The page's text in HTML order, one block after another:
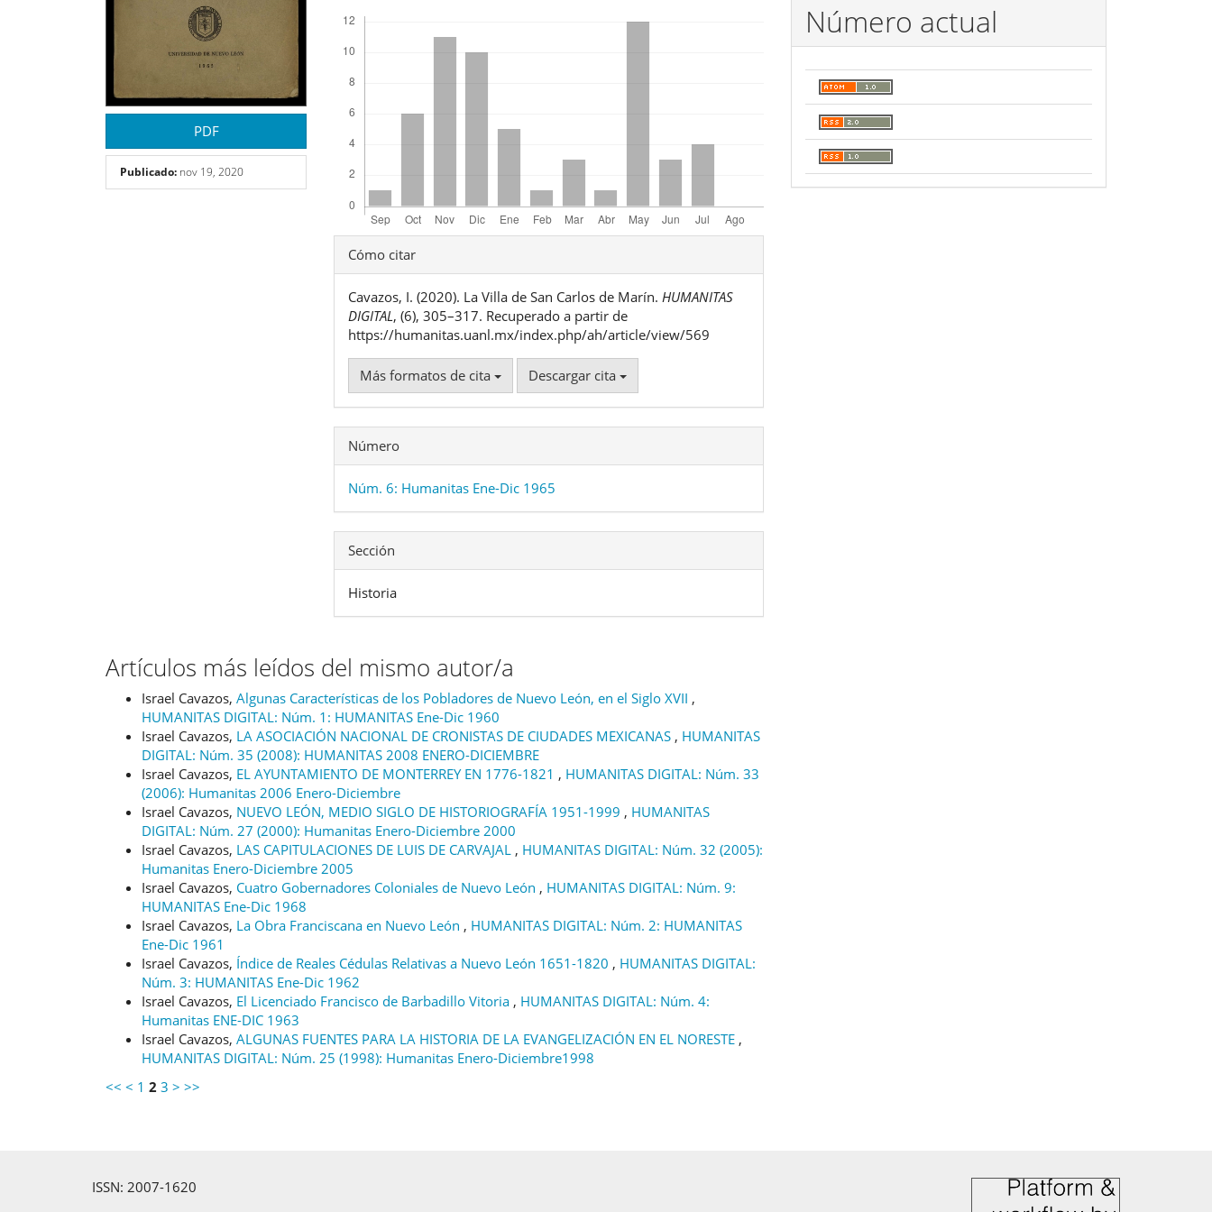
PDF
Publicado: nov 19, 2020
Detalles
del
artículo
Cómo citar
Cavazos, I. (2020). La Villa de San Carlos de Marín. HUMANITAS
DIGITAL, (6), 305–317. Recuperado a partir de
https://humanitas.uanl.mx/index.php/ah/article/view/569
Más formatos de cita Descargar cita
Número
Núm. 6: Humanitas Ene-Dic 1965
Sección
Historia
Artículos más leídos del mismo autor/a
Israel Cavazos, Algunas Características de los Pobladores de Nuevo León, en el Siglo XVII ,
HUMANITAS DIGITAL: Núm. 1: HUMANITAS Ene-Dic 1960
Israel Cavazos, LA ASOCIACIÓN NACIONAL DE CRONISTAS DE CIUDADES MEXICANAS , HUMANITAS
DIGITAL: Núm. 35 (2008): HUMANITAS 2008 ENERO-DICIEMBRE
Israel Cavazos, EL AYUNTAMIENTO DE MONTERREY EN 1776-1821 , HUMANITAS DIGITAL: Núm. 33
(2006): Humanitas 2006 Enero-Diciembre
Israel Cavazos, NUEVO LEÓN, MEDIO SIGLO DE HISTORIOGRAFÍA 1951-1999 , HUMANITAS
DIGITAL: Núm. 27 (2000): Humanitas Enero-Diciembre 2000
Israel Cavazos, LAS CAPITULACIONES DE LUIS DE CARVAJAL , HUMANITAS DIGITAL: Núm. 32 (2005):
Humanitas Enero-Diciembre 2005
Israel Cavazos, Cuatro Gobernadores Coloniales de Nuevo León , HUMANITAS DIGITAL: Núm. 9:
HUMANITAS Ene-Dic 1968
Israel Cavazos, La Obra Franciscana en Nuevo León , HUMANITAS DIGITAL: Núm. 2: HUMANITAS
Ene-Dic 1961
Israel Cavazos, Índice de Reales Cédulas Relativas a Nuevo León 1651-1820 , HUMANITAS DIGITAL:
Núm. 3: HUMANITAS Ene-Dic 1962
Israel Cavazos, El Licenciado Francisco de Barbadillo Vitoria , HUMANITAS DIGITAL: Núm. 4:
Humanitas ENE-DIC 1963
Israel Cavazos, ALGUNAS FUENTES PARA LA HISTORIA DE LA EVANGELIZACIÓN EN EL NORESTE ,
HUMANITAS DIGITAL: Núm. 25 (1998): Humanitas Enero-Diciembre1998
<< < 1 2 3 > >>
Número actual
ISSN: 2007-1620